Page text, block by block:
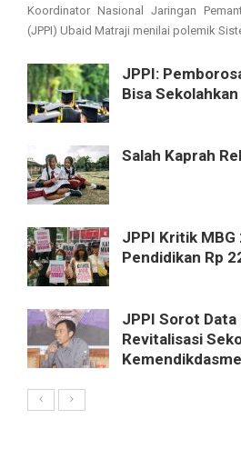
Koordinator Nasional Jaringan
(JPPI) Ubaid Matraji menilai polemik
JPPI:
Bisa
Salah Kaprah
JPPI Kritik MBG
Pendidikan Rp
JPPI Sorot
Revitalisasi